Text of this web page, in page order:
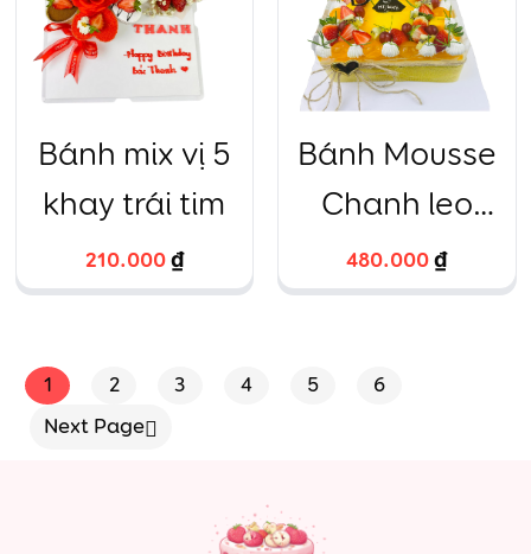
Sô cô la Size
24 – Đặc biệt
Bánh mix vị 5
khay trái tim
210.000₫
Bánh Mousse
Chanh leo
(Kiwi,
Blueberry,
480.000₫
1 2 3 4 5
6
Next Page